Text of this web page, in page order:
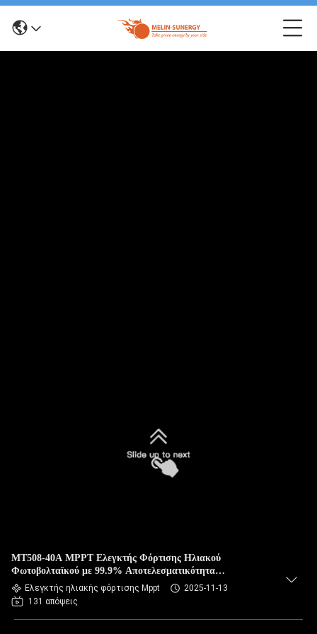
MT508-40A MPPT Ελεγκτής Φόρτισης Ηλιακού
Φωτοβολταϊκού με 99.9% Αποτελεσματικότητα
Παρακολούθησης και Συμπαγή Σχεδιασμό 260*216*83mm
Ελεγκτής ηλιακής φόρτισης Mppt
2025-11-13
131 απόψεις